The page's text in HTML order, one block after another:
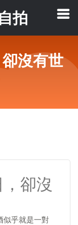
拍
沒有世
卻沒
似乎就是一對